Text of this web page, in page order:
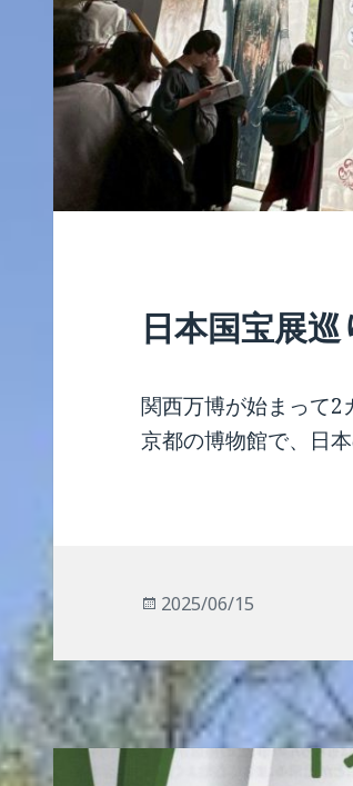
日本国宝展巡
関西万博が始まって2
京都の博物館で、日
投
日:
2025/06/15